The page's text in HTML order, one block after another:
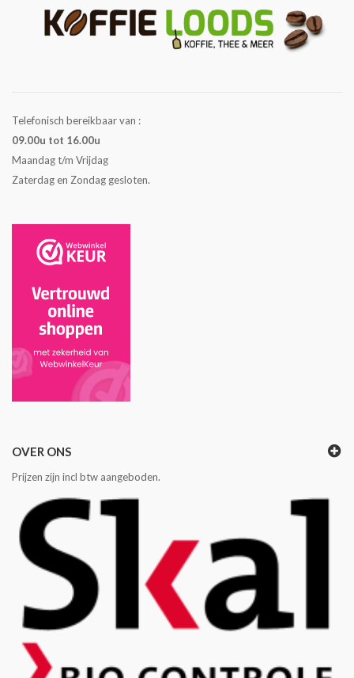
Telefonisch bereikbaar van :
09.00u tot 16.00u
Maandag t/m Vrijdag
Zaterdag en Zondag gesloten.
OVER ONS
Prijzen zijn incl btw aangeboden.